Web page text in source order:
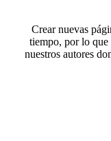
Crear nuevas
tiempo, por lo que
nuestros autores